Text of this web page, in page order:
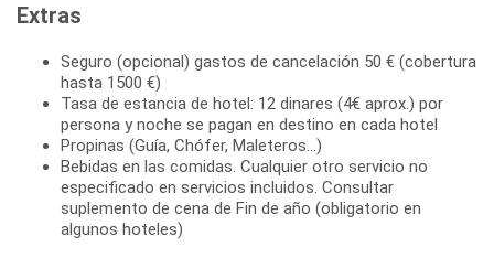
Extras
Seguro (opcional) gastos de cancelación 50 € (cobertura
hasta 1500 €)
Tasa de estancia de hotel: 12 dinares (4€ aprox.) por
persona y noche se pagan en destino en cada hotel
Propinas (Guía, Chófer, Maleteros...)
Bebidas en las comidas. Cualquier otro servicio no
especificado en servicios incluidos. Consultar
suplemento de cena de Fin de año (obligatorio en
algunos hoteles)